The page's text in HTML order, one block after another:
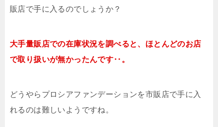
販店で手に入るのでしょうか？
大手量販店での在庫状況を調べると、ほとんどのお店
で取り扱いが無かったんです‥。
どうやらプロシアファンデーションを市販店で手に入
れるのは難しいようですね。